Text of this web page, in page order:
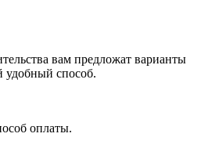
вам предложат варианты
удобный способ.
оплаты.